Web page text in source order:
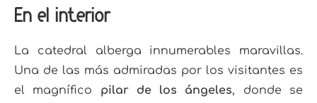
En el interior
La catedral alberga innumerables maravillas.
Una de las más admiradas por los visitantes es
el magnífico pilar de los ángeles, donde se